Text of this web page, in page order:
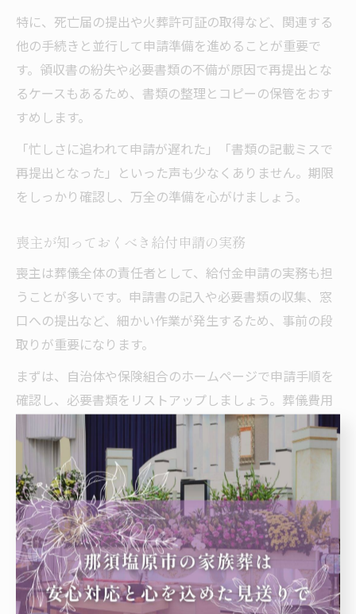
特に、死亡届の提出や火葬許可証の取得など、関連する
他の手続きと並行して申請準備を進めることが重要で
す。領収書の紛失や必要書類の不備が原因で再提出とな
るケースもあるため、書類の整理とコピーの保管をおす
すめします。
「忙しさに追われて申請が遅れた」「書類の記載ミスで
再提出となった」といった声も少なくありません。期限
をしっかり確認し、万全の準備を心がけましょう。
喪主が知っておくべき給付申請の実務
喪主は葬儀全体の責任者として、給付金申請の実務も担
うことが多いです。申請書の記入や必要書類の収集、窓
口への提出など、細かい作業が発生するため、事前の段
取りが重要になります。
まずは、自治体や保険組合のホームページで申請手順を
確認し、必要書類をリストアップしましょう。葬儀費用
の領収書は必ず保管し、申請時にはコピーも用意してお
くと安心です。また、申請内容に不明点がある場合は、
早めに窓口へ問い合わせることでトラブルを防げます。
実際の現場では「書類の準備に手間取り、給付が遅れ
た」といったケースもあります。喪主としては、家族や
葬儀社と協力しながら、計画的かつ確実に申請作業を進
めることが大切です。